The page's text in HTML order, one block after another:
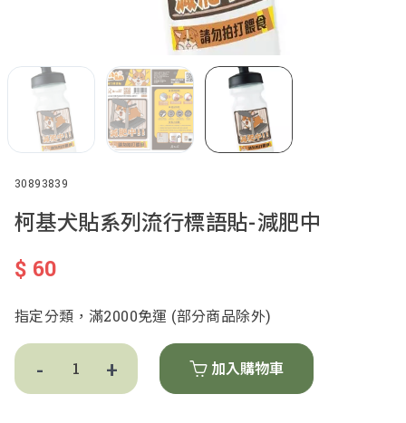
30893839
柯基犬貼系列流行標語貼-減肥中
$ 60
指定分類，滿2000免運 (部分商品除外)
- + 加入購物車